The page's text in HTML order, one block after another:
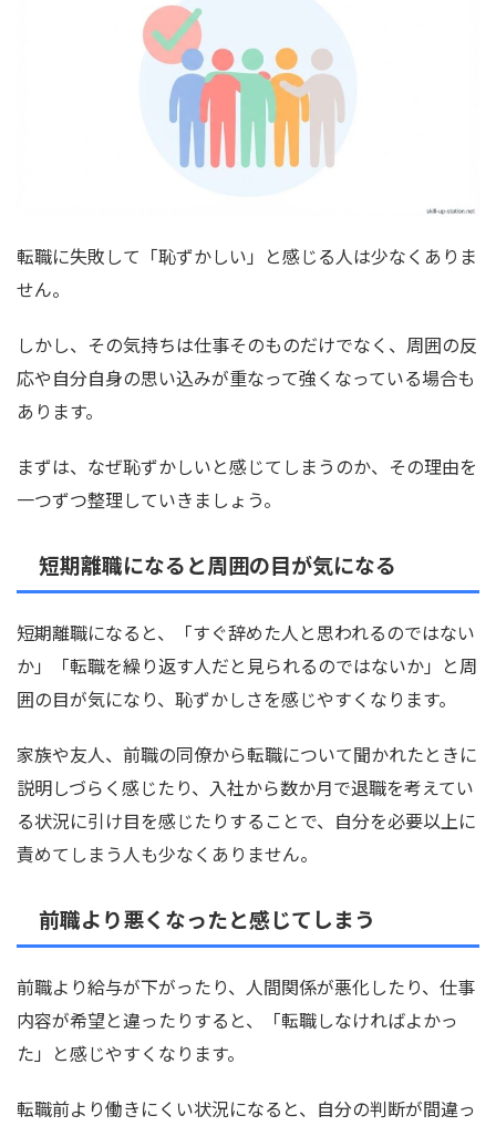
転職に失敗して「恥ずかしい」と感じる人は少なくありま
せん。
しかし、その気持ちは仕事そのものだけでなく、周囲の反
応や自分自身の思い込みが重なって強くなっている場合も
あります。
まずは、なぜ恥ずかしいと感じてしまうのか、その理由を
一つずつ整理していきましょう。
短期離職になると周囲の目が気になる
短期離職になると、「すぐ辞めた人と思われるのではない
か」「転職を繰り返す人だと見られるのではないか」と周
囲の目が気になり、恥ずかしさを感じやすくなります。
家族や友人、前職の同僚から転職について聞かれたときに
説明しづらく感じたり、入社から数か月で退職を考えてい
る状況に引け目を感じたりすることで、自分を必要以上に
責めてしまう人も少なくありません。
前職より悪くなったと感じてしまう
前職より給与が下がったり、人間関係が悪化したり、仕事
内容が希望と違ったりすると、「転職しなければよかっ
た」と感じやすくなります。
転職前より働きにくい状況になると、自分の判断が間違っ